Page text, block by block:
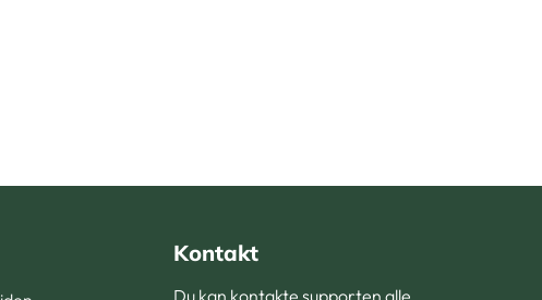
Kontakt
Du kan kontakte supporten alle